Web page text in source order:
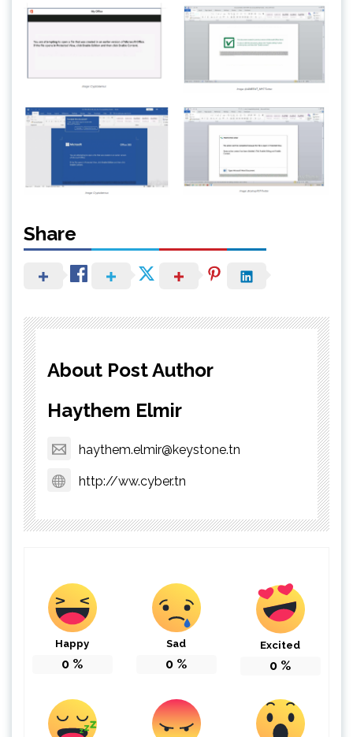
Share
About Post Author
Haythem Elmir
haythem.elmir@keystone.tn
http://ww.cyber.tn
Happy
0 %
Sad
0 %
Excited
0 %